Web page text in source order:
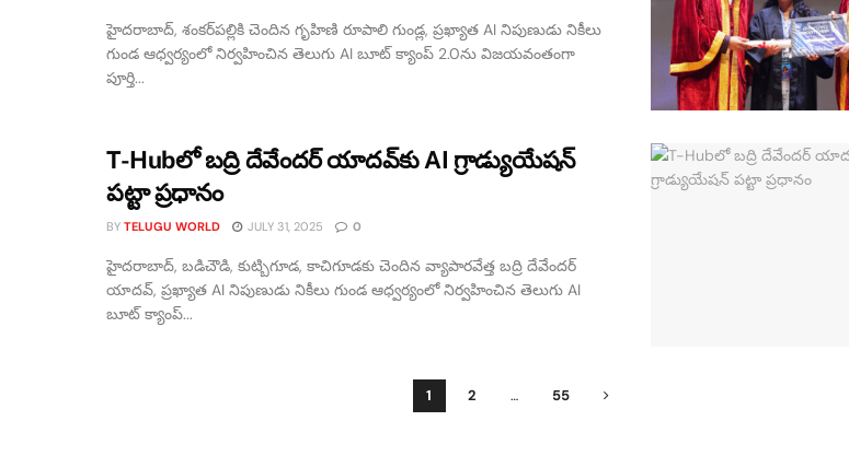
హైదరాబాద్, శంకర్‌పల్లికి చెందిన గృహిణి రూపాలి గుండ్ల, ప్రఖ్యాత AI నిపుణుడు నికీలు
గుండ ఆధ్వర్యంలో నిర్వహించిన తెలుగు AI బూట్ క్యాంప్ 2.0ను విజయవంతంగా
పూర్తి...
T-Hubలో బద్రి దేవేందర్ యాదవ్‌కు AI గ్రాడ్యుయేషన్
పట్టా ప్రధానం
BY TELUGU WORLD JULY 31, 2025 0
హైదరాబాద్, బడిచౌడి, కుట్బిగూడ, కాచిగూడకు చెందిన వ్యాపారవేత్త బద్రి దేవేందర్
యాదవ్, ప్రఖ్యాత AI నిపుణుడు నికీలు గుండ ఆధ్వర్యంలో నిర్వహించిన తెలుగు AI
బూట్ క్యాంప్...
1 2 … 55